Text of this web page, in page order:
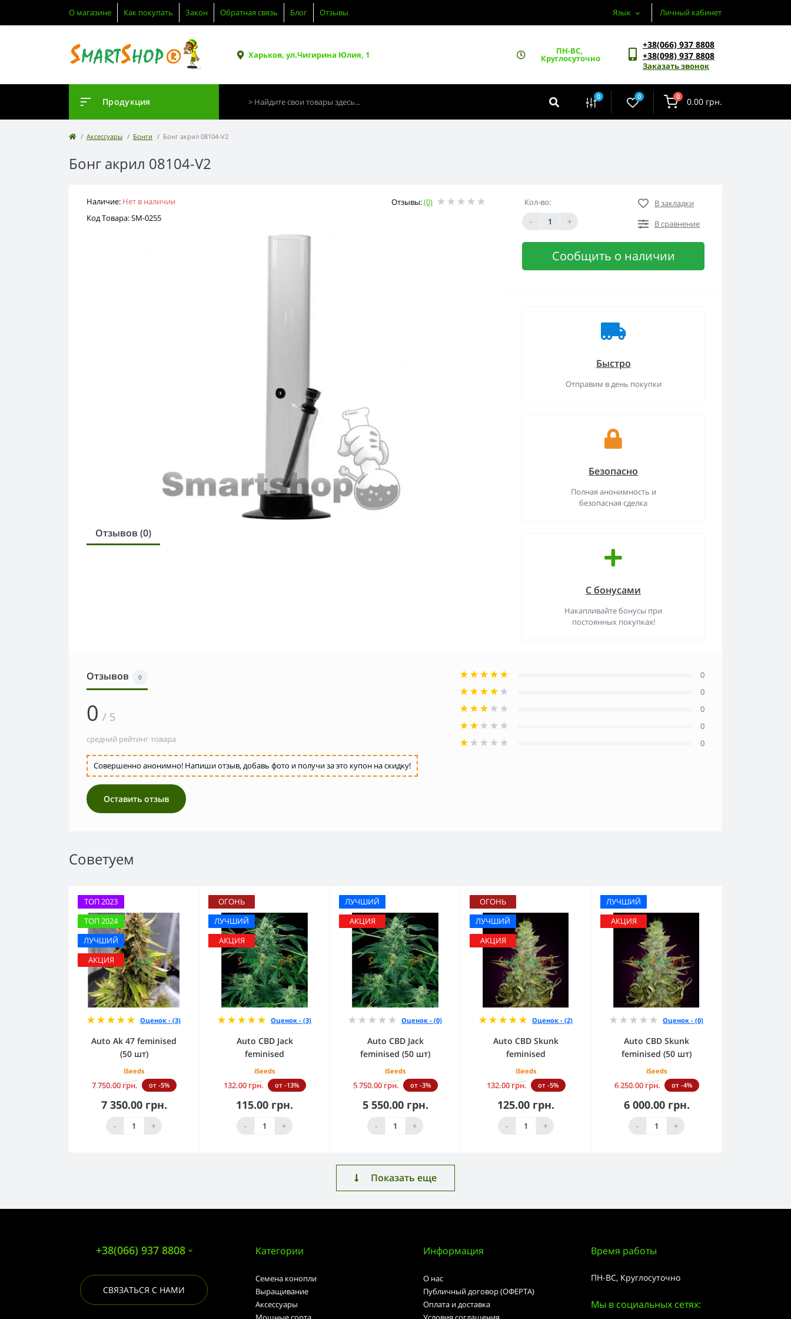
О магазине Как покупать Закон Обратная связь Блог Отзывы Язык Личный кабинет
Харьков, ул.Чигирина Юлия, 1 ПН-ВС,
Круглосуточно
+38(066) 937 8808
+38(098) 937 8808
Заказать звонок
Продукция 0 0 0 0.00 грн.
Аксессуары Бонги Бонг акрил 08104-V2
Бонг акрил 08104-V2
Наличие: Нет в наличии
Код Товара: SM-0255
Отзывы:(0)
Отзывов (0)
Кол-во:
-
+
В закладки
В сравнение
Сообщить о наличии
Быстро
Отправим в день покупки
Безопасно
Полная анонимность и
безопасная сделка
С бонусами
Накапливайте бонусы при
постоянных покупках!
Отзывов 0
0 / 5
средний рейтинг товара
Совершенно анонимно! Напиши отзыв, добавь фото и получи за это купон на скидку!
Оставить отзыв
0
0
0
0
0
Советуем
ТОП 2023
ТОП 2024
ЛУЧШИЙ
АКЦИЯ
Оценок - (3)
Auto Ak 47 feminised
(50 шт)
iSeeds
7 750.00 грн. от -5%
7 350.00 грн.
- +
В корзину
ОГОНЬ
ЛУЧШИЙ
АКЦИЯ
Оценок - (3)
Auto CBD Jack
feminised
iSeeds
132.00 грн. от -13%
115.00 грн.
- +
В корзину
ЛУЧШИЙ
АКЦИЯ
Оценок - (0)
Auto CBD Jack
feminised (50 шт)
iSeeds
5 750.00 грн. от -3%
5 550.00 грн.
- +
В корзину
ОГОНЬ
ЛУЧШИЙ
АКЦИЯ
Оценок - (2)
Auto CBD Skunk
feminised
iSeeds
132.00 грн. от -5%
125.00 грн.
- +
В корзину
ЛУЧШИЙ
АКЦИЯ
Оценок - (0)
Auto CBD Skunk
feminised (50 шт)
iSeeds
6 250.00 грн. от -4%
6 000.00 грн.
- +
В корзину
Показать еще
+38(066) 937 8808
СВЯЗАТЬСЯ С НАМИ
Категории
Семена конопли
Выращивание
Аксессуары
Информация
О нас
Публичный договор (ОФЕРТА)
Оплата и доставка
Время работы
ПН-ВС, Круглосуточно
Мы в социальных сетях: